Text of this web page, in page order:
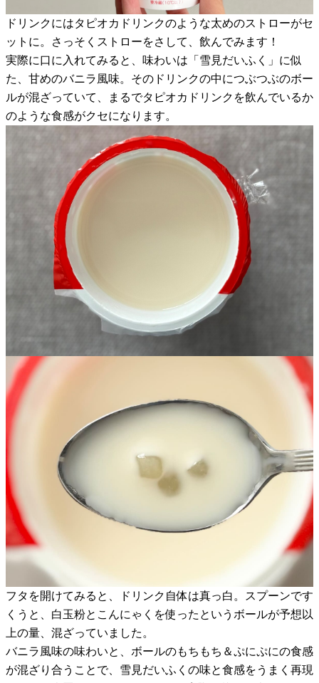
ドリンクにはタピオカドリンクのような太めのストローがセ
ットに。さっそくストローをさして、飲んでみます！
実際に口に入れてみると、味わいは「雪見だいふく」に似
た、甘めのバニラ風味。そのドリンクの中につぶつぶのボー
ルが混ざっていて、まるでタピオカドリンクを飲んでいるか
のような食感がクセになります。
フタを開けてみると、ドリンク自体は真っ白。スプーンです
くうと、白玉粉とこんにゃくを使ったというボールが予想以
上の量、混ざっていました。
バニラ風味の味わいと、ボールのもちもち＆ぷにぷにの食感
が混ざり合うことで、雪見だいふくの味と食感をうまく再現